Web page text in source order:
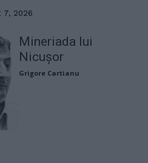
7, 2026
Mineriada lui
Nicușor
Grigore Cartianu